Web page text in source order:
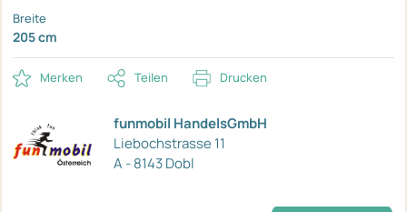
Breite
205 cm
Merken Teilen Drucken
funmobil HandelsGmbH
Liebochstrasse 11
A - 8143 Dobl